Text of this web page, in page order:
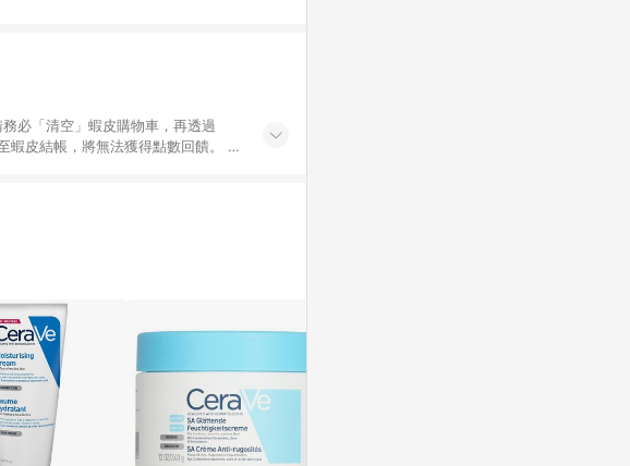
必「清空」蝦皮購物車，再透過
蝦皮結帳，將無法獲得點數回饋。 3.
紅包，規範請依該紅包頁說明為
折抵，可能會有攤提折抵導致訂單
轉時所成立之訂單。 13. 若同一用
亦可能無法收到點數，再請留意。
上進行申訴，恕無法贈點回饋。
蹤中斷而無法進行 LINE POINTS 回
車結清，此方案將不列入 LINE Points
改條款與法律追訴之權利 5. LINE購物